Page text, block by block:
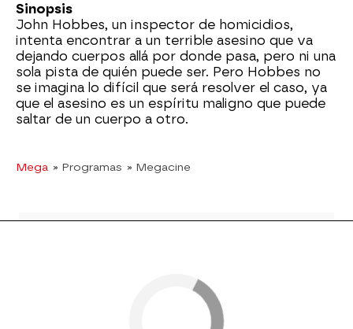
Sinopsis
John Hobbes, un inspector de homicidios,
intenta encontrar a un terrible asesino que va
dejando cuerpos allá por donde pasa, pero ni una
sola pista de quién puede ser. Pero Hobbes no
se imagina lo difícil que será resolver el caso, ya
que el asesino es un espíritu maligno que puede
saltar de un cuerpo a otro.
Mega » Programas » Megacine